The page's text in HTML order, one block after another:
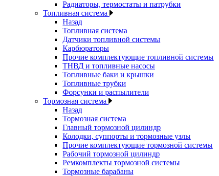
Радиаторы, термостаты и патрубки
Топливная система
Назад
Топливная система
Датчики топливной системы
Карбюраторы
Прочие комплектующие топливной системы
ТНВД и топливные насосы
Топливные баки и крышки
Топливные трубки
Форсунки и распылители
Тормозная система
Назад
Тормозная система
Главный тормозной цилиндр
Колодки, суппорты и тормозные узлы
Прочие комплектующие тормозной системы
Рабочий тормозной цилиндр
Ремкомплекты тормозной системы
Тормозные барабаны